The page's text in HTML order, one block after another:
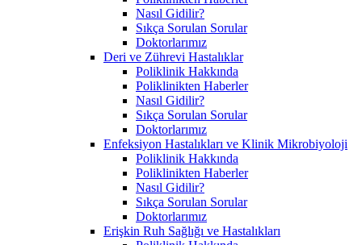
Nasıl Gidilir?
Sıkça Sorulan Sorular
Doktorlarımız
Deri ve Zührevi Hastalıklar
Poliklinik Hakkında
Poliklinikten Haberler
Nasıl Gidilir?
Sıkça Sorulan Sorular
Doktorlarımız
Enfeksiyon Hastalıkları ve Klinik Mikrobiyoloji
Poliklinik Hakkında
Poliklinikten Haberler
Nasıl Gidilir?
Sıkça Sorulan Sorular
Doktorlarımız
Erişkin Ruh Sağlığı ve Hastalıkları